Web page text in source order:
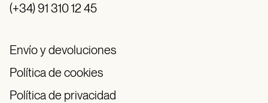
(+34) 91 310 12 45
Envío y devoluciones
Política de cookies
Política de privacidad